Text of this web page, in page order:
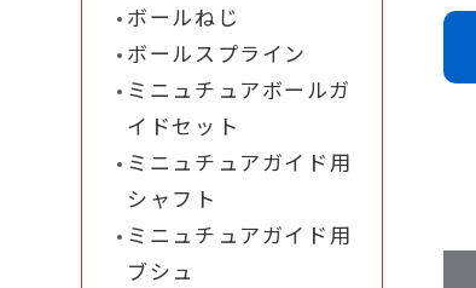
ボールねじ
ボールスプライン
ミニュチュアボールガ
イドセット
ミニュチュアガイド用
シャフト
ミニュチュアガイド用
ブシュ